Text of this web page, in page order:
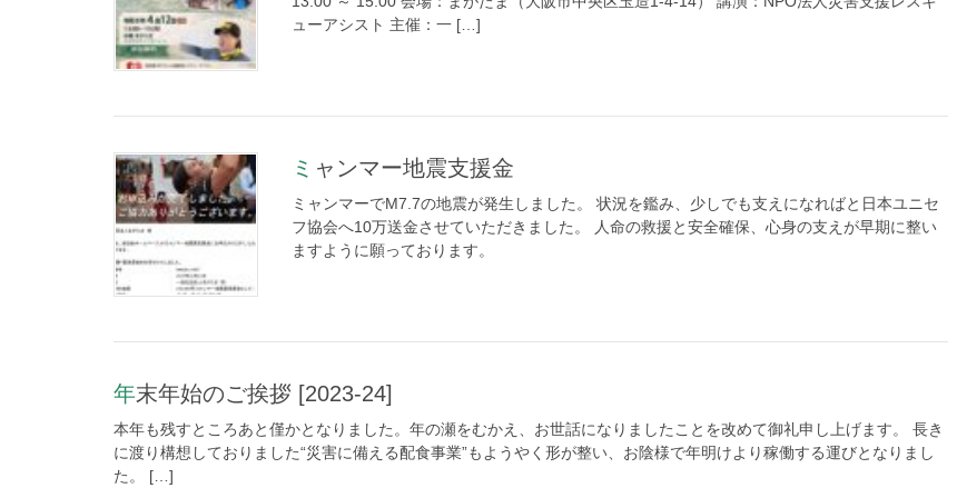
ューアシスト 主催：一 […]
ミャンマー地震支援金
ミャンマーでM7.7の地震が発生しました。 状況を鑑み、少しでも支えになればと日本ユニセ
フ協会へ10万送金させていただきました。 人命の救援と安全確保、心身の支えが早期に整い
ますように願っております。
年末年始のご挨拶 [2023-24]
本年も残すところあと僅かとなりました。年の瀬をむかえ、お世話になりましたことを改めて御礼申し上げます。 長き
に渡り構想しておりました“災害に備える配食事業”もようやく形が整い、お陰様で年明けより稼働する運びとなりまし
た。 […]